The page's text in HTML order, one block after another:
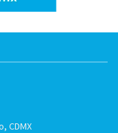
CDMX